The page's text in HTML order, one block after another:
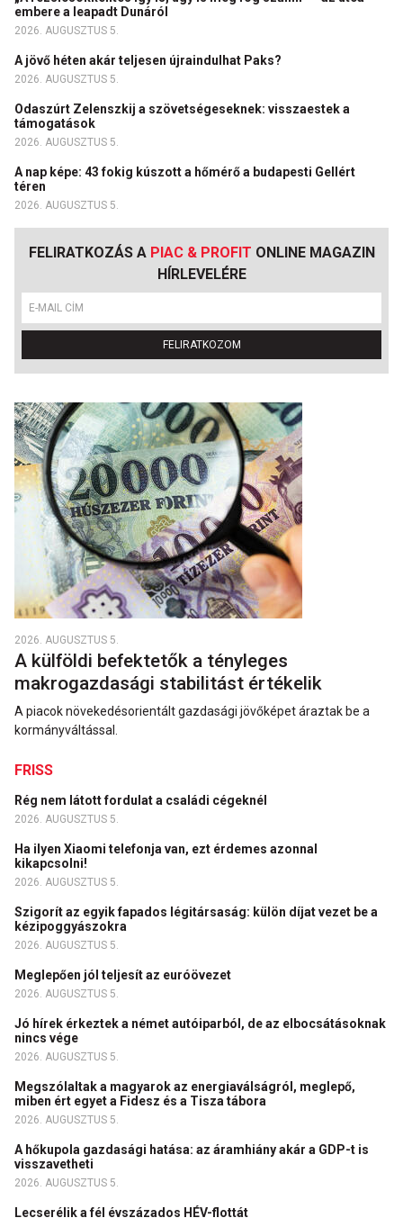
embere a leapadt Dunáról
2026. AUGUSZTUS 5.
A jövő héten akár teljesen újraindulhat Paks?
2026. AUGUSZTUS 5.
Odaszúrt Zelenszkij a szövetségeseknek: visszaestek a
támogatások
2026. AUGUSZTUS 5.
A nap képe: 43 fokig kúszott a hőmérő a budapesti Gellért
téren
2026. AUGUSZTUS 5.
FELIRATKOZÁS A PIAC & PROFIT ONLINE MAGAZIN
HÍRLEVELÉRE
FELIRATKOZOM
2026. AUGUSZTUS 5.
A külföldi befektetők a tényleges
makrogazdasági stabilitást értékelik
A piacok növekedésorientált gazdasági jövőképet áraztak be a
kormányváltással.
FRISS
Rég nem látott fordulat a családi cégeknél
2026. AUGUSZTUS 5.
Ha ilyen Xiaomi telefonja van, ezt érdemes azonnal
kikapcsolni!
2026. AUGUSZTUS 5.
Szigorít az egyik fapados légitársaság: külön díjat vezet be a
kézipoggyászokra
2026. AUGUSZTUS 5.
Meglepően jól teljesít az euróövezet
2026. AUGUSZTUS 5.
Jó hírek érkeztek a német autóiparból, de az elbocsátásoknak
nincs vége
2026. AUGUSZTUS 5.
Megszólaltak a magyarok az energiaválságról, meglepő,
miben ért egyet a Fidesz és a Tisza tábora
2026. AUGUSZTUS 5.
A hőkupola gazdasági hatása: az áramhiány akár a GDP-t is
visszavetheti
2026. AUGUSZTUS 5.
Lecserélik a fél évszázados HÉV-flottát